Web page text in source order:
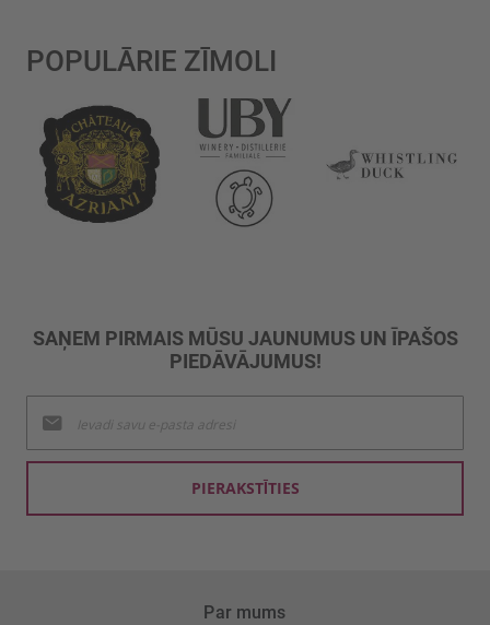
POPULĀRIE ZĪMOLI
SAŅEM PIRMAIS MŪSU JAUNUMUS UN ĪPAŠOS
PIEDĀVĀJUMUS!
jaunumu
saņemšanai:
PIERAKSTĪTIES
Par mums